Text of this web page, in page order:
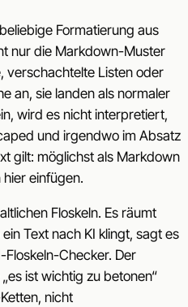
Formatierung aus
nur die Markdown-Muster
verschachtelte Listen oder
an, sie landen als normaler
wird es nicht interpretiert,
und irgendwo im Absatz
gilt: möglichst als Markdown
einfügen.
Floskeln. Es räumt
Text nach KI klingt, sagt es
Checker. Der
ist wichtig zu betonen“
nicht